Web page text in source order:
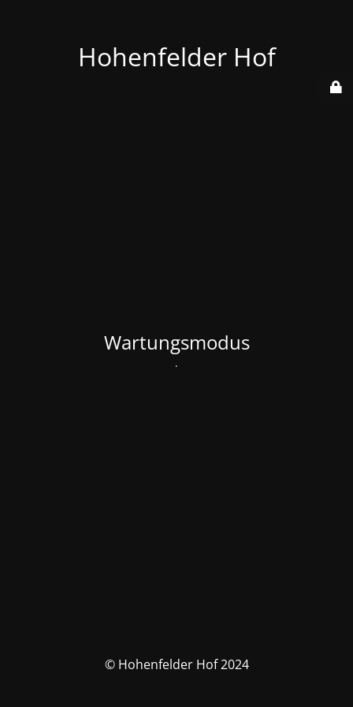
Hohenfelder Hof
Wartungsmodus
.
© Hohenfelder Hof 2024